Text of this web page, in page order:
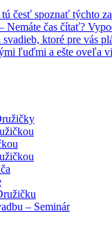
česť spoznať týchto
Nemáte čas čítať?
ktoré pre vás
ľuďmi a ešte oveľa
– Seminár